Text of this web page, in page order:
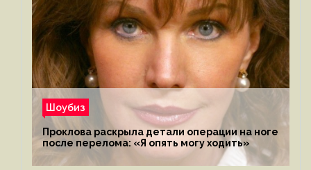
Шоубиз
Проклова раскрыла детали операции на ноге
после перелома: «Я опять могу ходить»